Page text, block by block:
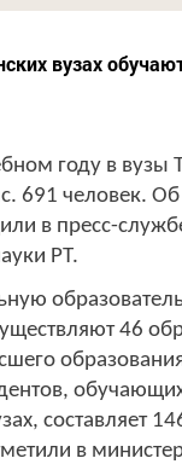
вузах
году в вузы
691 человек.
в пресс-
РТ.
46
составляет
в